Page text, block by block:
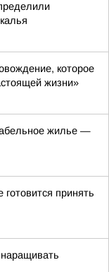
которое
жизни»
жилье —
принять